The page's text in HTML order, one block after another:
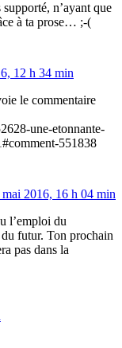
n’ayant que
à ta prose… ;-(
12 h 34 min
le commentaire
une-etonnante-
551838
mai 2016, 16 h 04 min
l’emploi du
futur. Ton prochain
pas dans la